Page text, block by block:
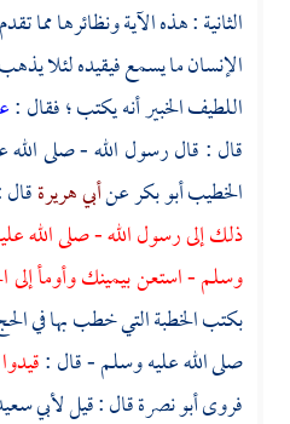
الثانية : هذه الآية ونظائرها مما
الإنسان ما يسمع فيقيده لئلا
اللطيف الخبير أنه يكتب ؛ فقال :
قال : قال رسول الله - صلى
الخطيب أبو بكرعنأبي هريرة
ذلك إلى رسول الله - صلى الله
وسلم - استعن بيمينك وأومأ إلى
بكتب الخطبة التي خطب بها في
صلى الله عليه وسلم - قال :
فروىأبو نصرةقال : قيللأبي